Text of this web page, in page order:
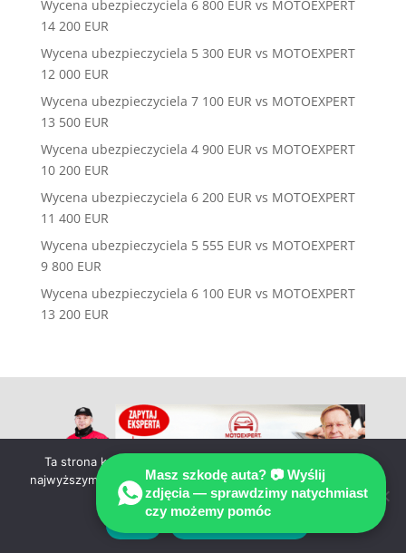
Wycena ubezpieczyciela 6 800 EUR vs MOTOEXPERT
14 200 EUR
Wycena ubezpieczyciela 5 300 EUR vs MOTOEXPERT
12 000 EUR
Wycena ubezpieczyciela 7 100 EUR vs MOTOEXPERT
13 500 EUR
Wycena ubezpieczyciela 4 900 EUR vs MOTOEXPERT
10 200 EUR
Wycena ubezpieczyciela 6 200 EUR vs MOTOEXPERT
11 400 EUR
Wycena ubezpieczyciela 5 555 EUR vs MOTOEXPERT
9 800 EUR
Wycena ubezpieczyciela 6 100 EUR vs MOTOEXPERT
13 200 EUR
Masz szkodę auta? 📷 Wyślij
zdjęcia — sprawdzimy natychmiast
czy możemy pomóc
Ta strona korzysta z ciasteczek aby świadczyć usługi na
najwyższym poziomie. Dalsze korzystanie ze strony oznacza,
że zgadzasz się na ich użycie.